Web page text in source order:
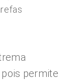
permite